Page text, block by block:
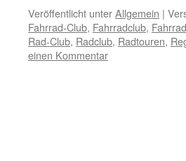
Veröffentlicht unterAllgemein |
Fahrrad-Club, Fahrradclub,
Rad-Club, Radclub, Radtouren,
einen Kommentar